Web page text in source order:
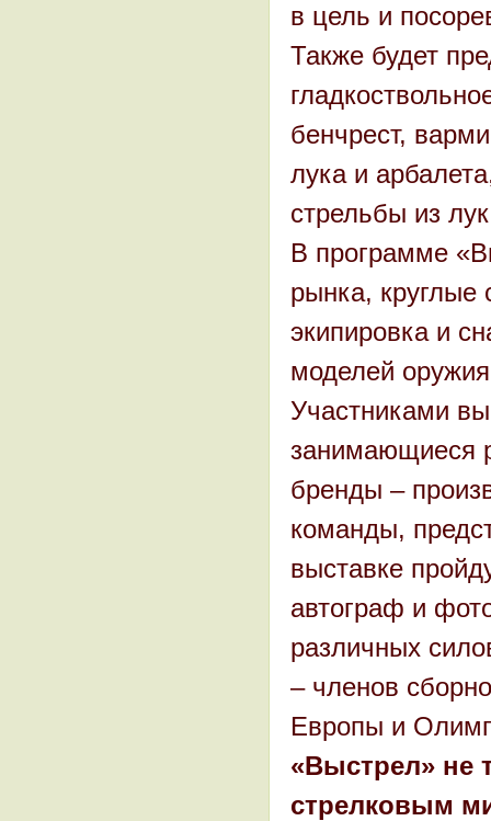
в цель и
Также будет
бенчрест,
лука и
стрельбы из
В программе
рынка, круглые
экипировка и
моделей
Участниками
занимающиеся
бренды –
команды,
выставке
автограф и
различных
– членов
Европы и
«Выстрел» не
стрелковым